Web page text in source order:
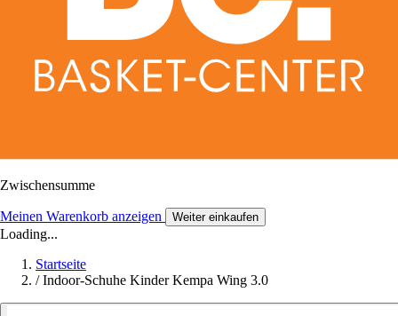
Zwischensumme
Meinen Warenkorb anzeigen Weiter einkaufen
Loading...
Startseite
/ Indoor-Schuhe Kinder Kempa Wing 3.0